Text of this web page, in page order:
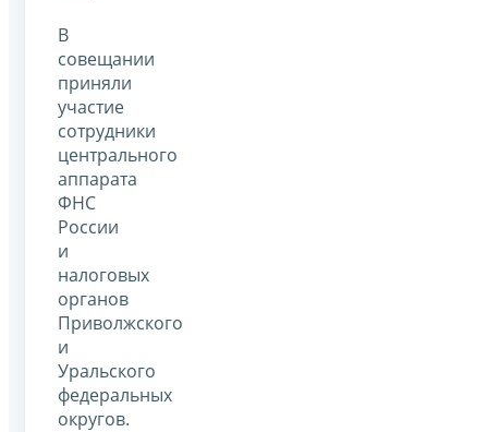
В
совещании
приняли
участие
сотрудники
центрального
аппарата
ФНС
России
и
налоговых
органов
Приволжского
и
Уральского
федеральных
округов.